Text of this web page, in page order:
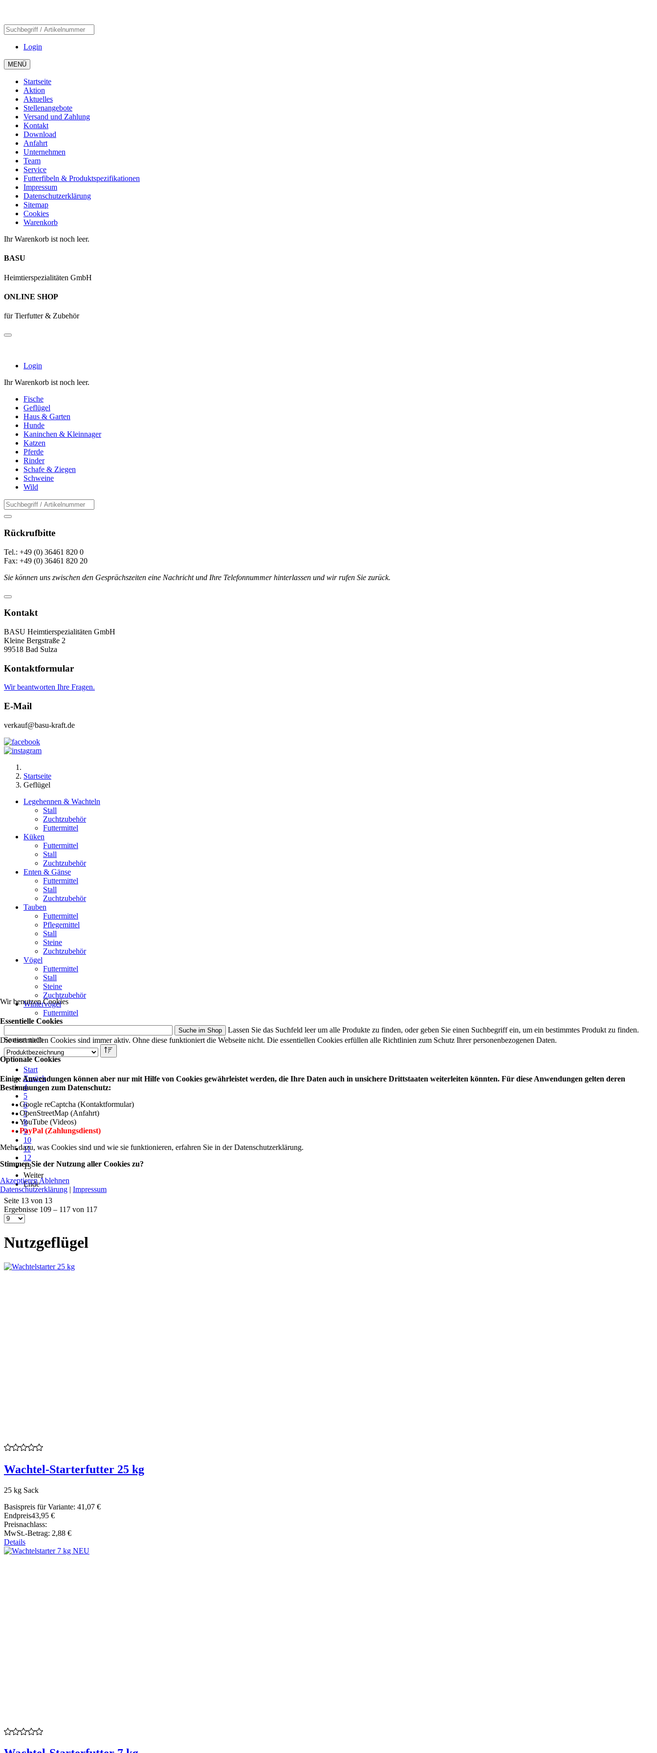
Login
MENÜ
Startseite
Aktion
Aktuelles
Stellenangebote
Versand und Zahlung
Kontakt
Download
Anfahrt
Unternehmen
Team
Service
Futterfibeln & Produktspezifikationen
Impressum
Datenschutzerklärung
Sitemap
Cookies
Warenkorb
Ihr Warenkorb ist noch leer.
BASU
Heimtierspezialitäten GmbH
ONLINE SHOP
für Tierfutter & Zubehör
Login
Ihr Warenkorb ist noch leer.
Fische
Geflügel
Haus & Garten
Hunde
Kaninchen & Kleinnager
Katzen
Pferde
Rinder
Schafe & Ziegen
Schweine
Wild
Rückrufbitte
Tel.: +49 (0) 36461 820 0
Fax: +49 (0) 36461 820 20
Sie können uns zwischen den Gesprächszeiten eine Nachricht und Ihre Telefonnummer hinterlassen und wir rufen Sie zurück.
Kontakt
BASU Heimtierspezialitäten GmbH
Kleine Bergstraße 2
99518 Bad Sulza
Kontaktformular
Wir beantworten Ihre Fragen.
E-Mail
verkauf@basu-kraft.de
Startseite
Geflügel
Legehennen & Wachteln
Stall
Zuchtzubehör
Futtermittel
Küken
Futtermittel
Stall
Zuchtzubehör
Enten & Gänse
Futtermittel
Stall
Zuchtzubehör
Tauben
Futtermittel
Pflegemittel
Stall
Steine
Zuchtzubehör
Vögel
Futtermittel
Stall
Steine
Zuchtzubehör
Wintervögel
Futtermittel
Lassen Sie das Suchfeld leer um alle Produkte zu finden, oder geben Sie einen Suchbegriff ein, um ein bestimmtes Produkt zu finden.
Sortiert nach
Start
Zurück
4
5
6
7
8
9
10
11
12
13
Weiter
Ende
Seite 13 von 13
Ergebnisse 109 – 117 von 117
Nutzgeflügel
Wachtel-Starterfutter 25 kg
25 kg Sack
Basispreis für Variante: 41,07 €
Endpreis43,95 €
Preisnachlass:
MwSt.-Betrag: 2,88 €
Details
Wir benutzen Cookies
Essentielle Cookies
Die essentiellen Cookies sind immer aktiv. Ohne diese funktioniert die Webseite nicht. Die essentiellen Cookies erfüllen alle Richtlinien zum Schutz Ihrer personenbezogenen Daten.
Optionale Cookies
Einige Anwendungen können aber nur mit Hilfe von Cookies gewährleistet werden, die Ihre Daten auch in unsichere Drittstaaten weiterleiten könnten. Für diese Anwendungen gelten deren
Bestimmungen zum Datenschutz:
Google reCaptcha (Kontaktformular)
OpenStreetMap (Anfahrt)
YouTube (Videos)
PayPal (Zahlungsdienst)
Mehr dazu, was Cookies sind und wie sie funktionieren, erfahren Sie in der Datenschutzerklärung.
Stimmen Sie der Nutzung aller Cookies zu?
AkzeptierenAblehnen
Datenschutzerklärung | Impressum